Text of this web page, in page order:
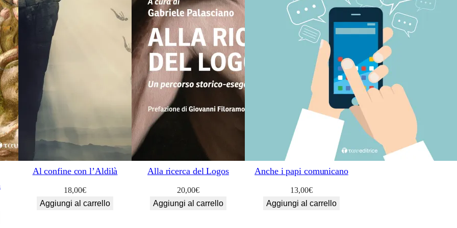
Al confine con l’Aldilà
18,00€
Aggiungi al carrello
Alla ricerca del Logos
20,00€
Aggiungi al carrello
Anche i papi comunicano
13,00€
Aggiungi al carrello